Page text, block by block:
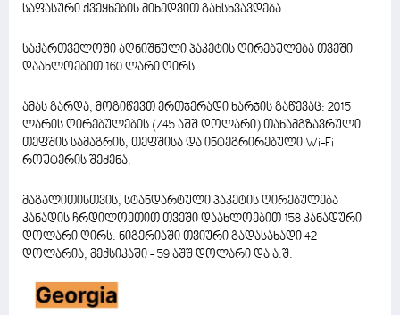
საფასური ქვეყნების მიხედვით განსხვავდება.
საქართველოში აღნიშნული პაკეტის ღირებულება თვეში
დაახლოებით 160 ლარი ღირს.
ამას გარდა, მოგიწევთ ერთჯერადი ხარჯის გაწევაც: 2015
ლარის ღირებულების (745 აშშ დოლარი) თანამგზავრული
თეფშის სამაგრის, თეფშისა და ინტეგრირებული Wi-Fi
როუტერის შეძენა.
მაგალითისთვის, სტანდარტული პაკეტის ღირებულება
კანადის ჩრდილოეთით თვეში დაახლოებით 158 კანადური
დოლარი ღირს. ნიგერიაში თვიური გადასახადი 42
დოლარია, მექსიკაში - 59 აშშ დოლარი და ა.შ.